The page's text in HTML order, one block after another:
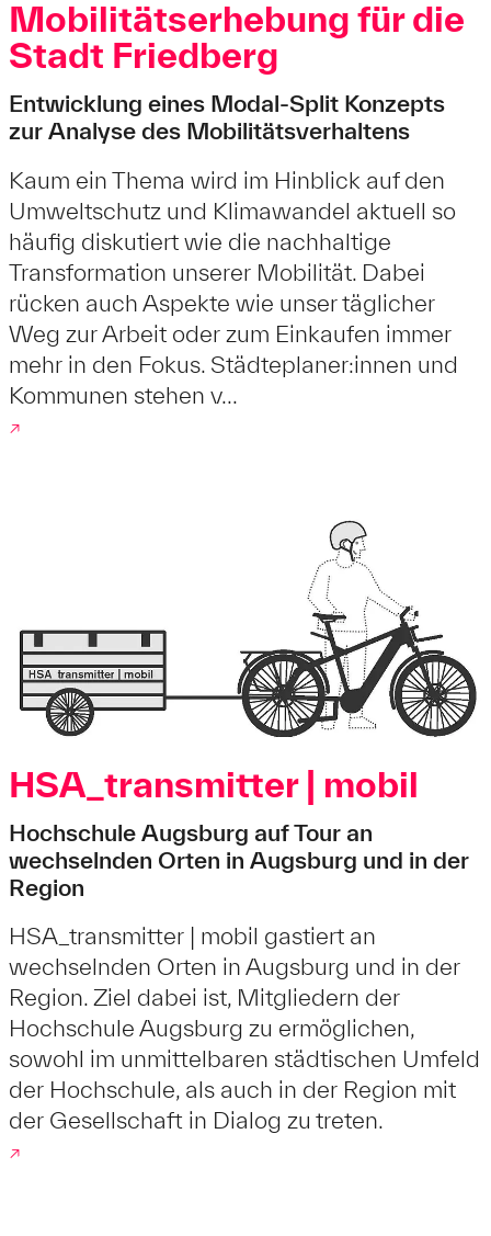
Mobilitätserhebung für die
Stadt Friedberg
Entwicklung eines Modal-Split Konzepts
zur Analyse des Mobilitätsverhaltens
Kaum ein Thema wird im Hinblick auf den
Umweltschutz und Klimawandel aktuell so
häufig diskutiert wie die nachhaltige
Transformation unserer Mobilität. Dabei
rücken auch Aspekte wie unser täglicher
Weg zur Arbeit oder zum Einkaufen immer
mehr in den Fokus. Städteplaner:innen und
Kommunen stehen v...
↗
HSA_transmitter | mobil
Hochschule Augsburg auf Tour an
wechselnden Orten in Augsburg und in der
Region
HSA_transmitter | mobil gastiert an
wechselnden Orten in Augsburg und in der
Region. Ziel dabei ist, Mitgliedern der
Hochschule Augsburg zu ermöglichen,
sowohl im unmittelbaren städtischen Umfeld
der Hochschule, als auch in der Region mit
der Gesellschaft in Dialog zu treten.
↗